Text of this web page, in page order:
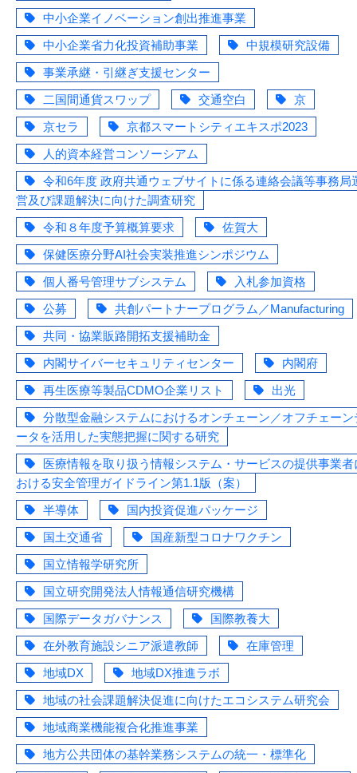
中小企業イノベーション創出推進事業
中小企業省力化投資補助事業
中規模研究設備
事業承継・引継ぎ支援センター
二国間通貨スワップ
交通空白
京
京セラ
京都スマートシティエキスポ2023
人的資本経営コンソーシアム
令和6年度 政府共通ウェブサイトに係る連絡会議等事務局
営及び課題解決に向けた調査研究
令和８年度予算概算要求
佐賀大
保健医療分野AI社会実装推進シンポジウム
個人番号管理サブシステム
入札参加資格
公募
共創パートナープログラム／Manufacturing
共同・協業販路開拓支援補助金
内閣サイバーセキュリティセンター
内閣府
再生医療等製品CDMO企業リスト
出光
分散型金融システムにおけるオンチェーン／オフチェーン
ータを活用した実態把握に関する研究
医療情報を取り扱う情報システム・サービスの提供事業者
おける安全管理ガイドライン第1.1版（案）
半導体
国内投資促進パッケージ
国土交通省
国産新型コロナワクチン
国立情報学研究所
国立研究開発法人情報通信研究機構
国際データガバナンス
国際教養大
在外教育施設シニア派遣教師
在庫管理
地域DX
地域DX推進ラボ
地域の社会課題解決促進に向けたエコシステム研究会
地域商業機能複合化推進事業
地方公共団体の基幹業務システムの統一・標準化